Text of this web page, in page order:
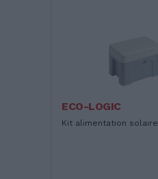
ECO-LOGIC
Kit alimentation solaire